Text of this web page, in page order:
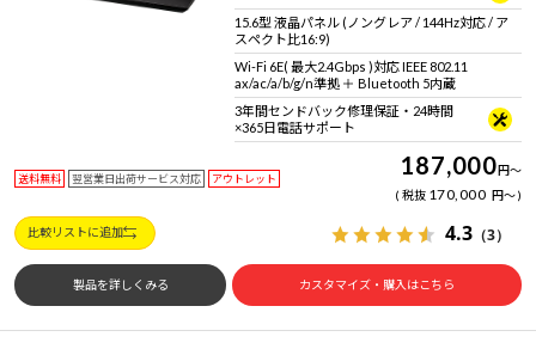
15.6型 液晶パネル (ノングレア / 144Hz対応 / ア
スペクト比16:9)
Wi-Fi 6E( 最大2.4Gbps )対応 IEEE 802.11
ax/ac/a/b/g/n準拠 ＋ Bluetooth 5内蔵
3年間センドバック修理保証・24時間
×365日電話サポート
送料無料 翌営業日出荷サービス対応 アウトレット 187,000円～
税抜 170,000 円～
比較リストに追加 4.3 （3）
製品を詳しくみる カスタマイズ・購入はこちら